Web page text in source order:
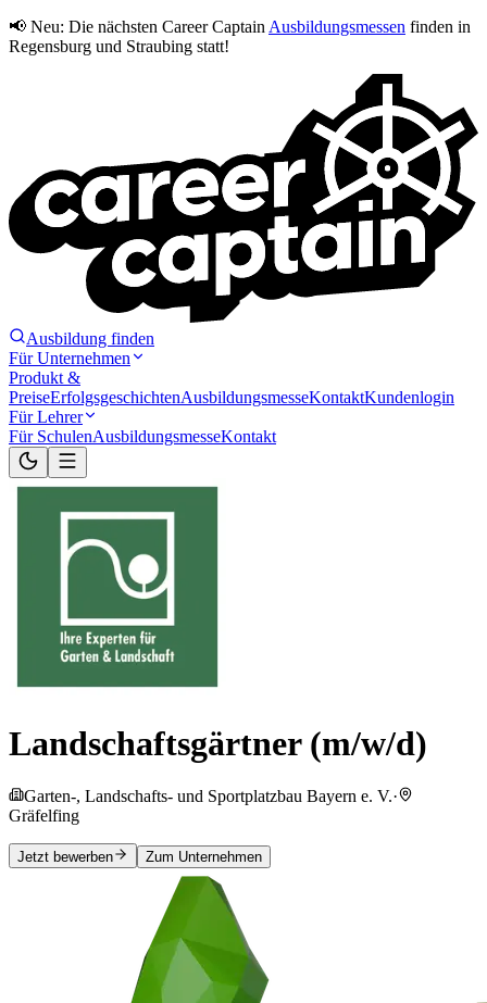
📢 Neu: Die nächsten Career Captain Ausbildungsmessen finden in
Regensburg und Straubing statt!
Ausbildung finden
Für Unternehmen
Produkt &
PreiseErfolgsgeschichtenAusbildungsmesseKontaktKundenlogin
Für Lehrer
Für SchulenAusbildungsmesseKontakt
Landschaftsgärtner (m/w/d)
Garten-, Landschafts- und Sportplatzbau Bayern e. V.·
Gräfelfing
Jetzt bewerben Zum Unternehmen